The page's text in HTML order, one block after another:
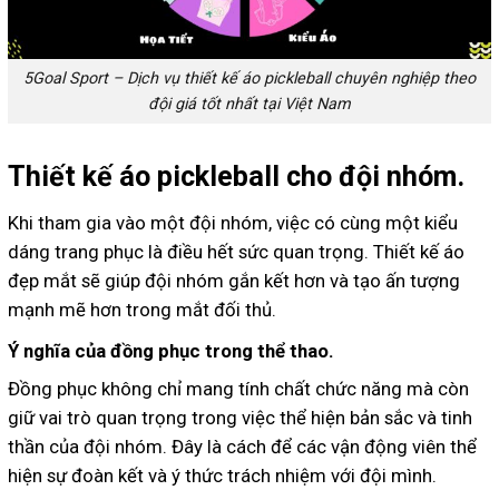
5Goal Sport – Dịch vụ thiết kế áo pickleball chuyên nghiệp theo
đội giá tốt nhất tại Việt Nam
Thiết kế áo pickleball cho đội nhóm.
Khi tham gia vào một đội nhóm, việc có cùng một kiểu
dáng trang phục là điều hết sức quan trọng. Thiết kế áo
đẹp mắt sẽ giúp đội nhóm gắn kết hơn và tạo ấn tượng
mạnh mẽ hơn trong mắt đối thủ.
Ý nghĩa của đồng phục trong thể thao.
Đồng phục không chỉ mang tính chất chức năng mà còn
giữ vai trò quan trọng trong việc thể hiện bản sắc và tinh
thần của đội nhóm. Đây là cách để các vận động viên thể
hiện sự đoàn kết và ý thức trách nhiệm với đội mình.